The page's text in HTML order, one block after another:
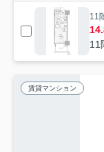
11
11
賃貸マンション